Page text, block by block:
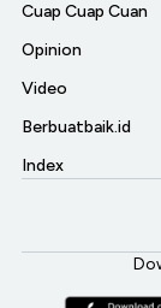
Cuap Cuap Cuan
Opinion
Video
Berbuatbaik.id
Index